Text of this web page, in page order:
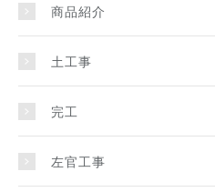
商品紹介
土工事
完工
左官工事